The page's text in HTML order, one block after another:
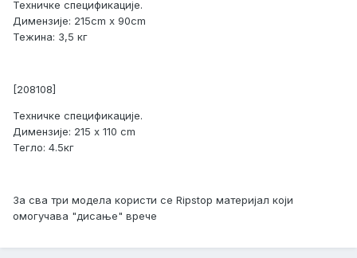
Техничке спецификације.
Димензије: 215cm х 90cm
Тежина: 3,5 кг
[208108]
Техничке спецификације.
Димензије: 215 х 110 cm
Тегло: 4.5кг
За сва три модела користи се Ripstop материјал који
омогучава "дисање" врече